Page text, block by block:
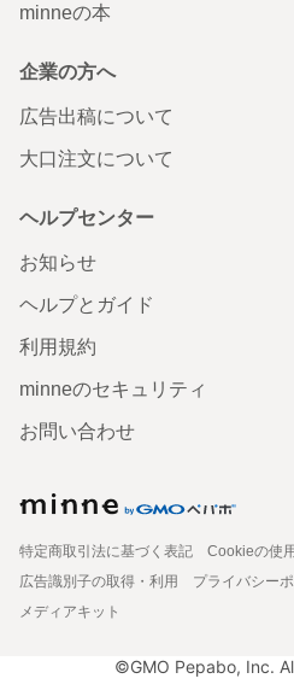
minneの本
企業の方へ
広告出稿について
大口注文について
ヘルプセンター
お知らせ
ヘルプとガイド
利用規約
minneのセキュリティ
お問い合わせ
特定商取引法に基づく表記
Cookieの使
広告識別子の取得・利用
プライバシー
メディアキット
©GMO Pepabo, Inc.